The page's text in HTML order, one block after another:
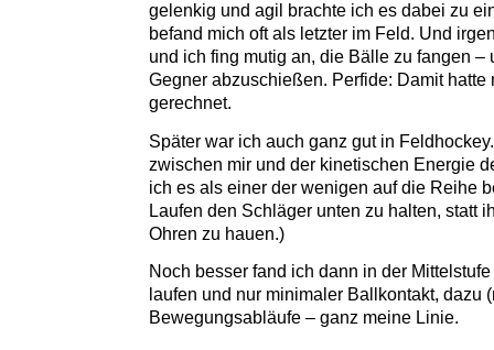
gelenkig und agil brachte ich es dabei zu
befand mich oft als letzter im Feld. Und
und ich fing mutig an, die Bälle zu fangen –
Gegner abzuschießen. Perfide: Damit hatte
gerechnet.
Später war ich auch ganz gut in
zwischen mir und der kinetischen Energie
ich es als einer der wenigen auf die Reihe
Laufen den Schläger unten zu halten, statt
Ohren zu hauen.)
Noch besser fand ich dann in der
laufen und nur minimaler Ballkontakt, dazu
Bewegungsabläufe – ganz meine Linie.